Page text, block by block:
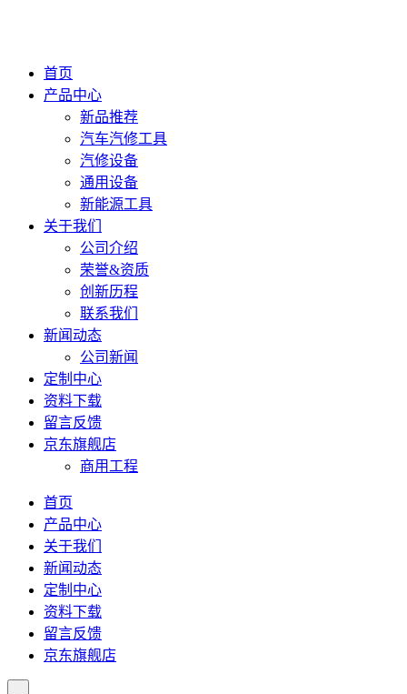
首页
产品中心
新品推荐
汽车汽修工具
汽修设备
通用设备
新能源工具
关于我们
公司介绍
荣誉&资质
创新历程
联系我们
新闻动态
公司新闻
定制中心
资料下载
留言反馈
京东旗舰店
商用工程
首页
产品中心
关于我们
新闻动态
定制中心
资料下载
留言反馈
京东旗舰店